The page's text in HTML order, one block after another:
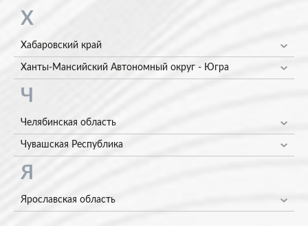
Х
Хабаровский край
Ханты-Мансийский Автономный округ - Югра
Ч
Челябинская область
Чувашская Республика
Я
Ярославская область